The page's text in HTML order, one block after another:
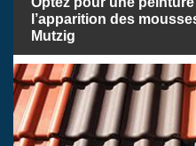
l’apparition des
Mutzig